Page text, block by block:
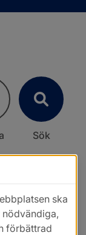
Sök
ska
förbättrad